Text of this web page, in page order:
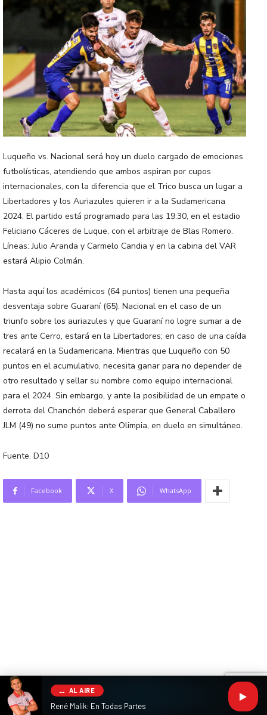
Luqueño vs. Nacional será hoy un duelo cargado de emociones
futbolísticas, atendiendo que ambos aspiran por cupos
internacionales, con la diferencia que el Trico busca un lugar a
Libertadores y los Auriazules quieren ir a la Sudamericana
2024. El partido está programado para las 19:30, en el estadio
Feliciano Cáceres de Luque, con el arbitraje de Blas Romero.
Líneas: Julio Aranda y Carmelo Candia y en la cabina del VAR
estará Alipio Colmán.
Hasta aquí los académicos (64 puntos) tienen una pequeña
desventaja sobre Guaraní (65). Nacional en el caso de un
triunfo sobre los auriazules y que Guaraní no logre sumar a de
tres ante Cerro, estará en la Libertadores; en caso de una caída
recalará en la Sudamericana. Mientras que Luqueño con 50
puntos en el acumulativo, necesita ganar para no depender de
otro resultado y sellar su nombre como equipo internacional
para el 2024. Sin embargo, y ante la posibilidad de un empate o
derrota del Chanchón deberá esperar que General Caballero
JLM (49) no sume puntos ante Olimpia, en duelo en simultáneo.
Fuente. D10
Facebook X WhatsApp